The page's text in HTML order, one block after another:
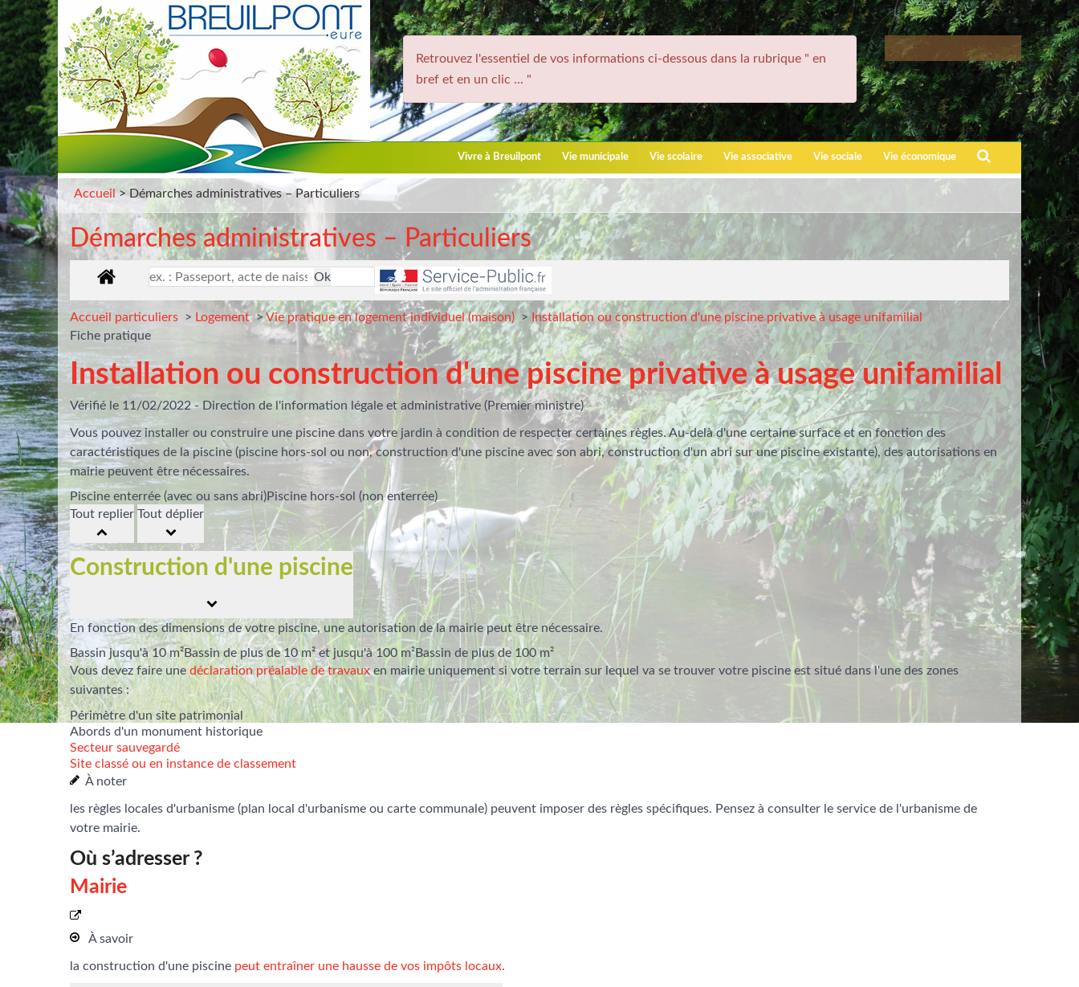
Gestion des traceurs
Retrouvez l'essentiel de vos informations ci-dessous dans la rubrique " en
bref et en un clic ... "
Vivre à Breuilpont Vie municipale Vie scolaire Vie associative Vie sociale Vie économique Recherche
Accueil> Démarches administratives – Particuliers
Démarches administratives – Particuliers
Accueil particuliers > Logement>Vie pratique en logement individuel (maison) > Installation ou construction d'une piscine privative à usage unifamilial
Fiche pratique
Installation ou construction d'une piscine privative à usage unifamilial
Vérifié le 11/02/2022 - Direction de l'information légale et administrative (Premier ministre)
Vous pouvez installer ou construire une piscine dans votre jardin à condition de respecter certaines règles. Au-delà d'une certaine surface et en fonction des
caractéristiques de la piscine (piscine hors-sol ou non, construction d'une piscine avec son abri, construction d'un abri sur une piscine existante), des autorisations en
mairie peuvent être nécessaires.
Piscine enterrée (avec ou sans abri)Piscine hors-sol (non enterrée)
Tout replier Tout déplier
Construction d'une piscine
En fonction des dimensions de votre piscine, une autorisation de la mairie peut être nécessaire.
Bassin jusqu'à 10 m²Bassin de plus de 10 m² et jusqu'à 100 m²Bassin de plus de 100 m²
Vous devez faire unedéclaration préalable de travauxen mairie uniquement si votre terrain sur lequel va se trouver votre piscine est situé dans l'une des zones
suivantes :
Périmètre d'un site patrimonial
Abords d'un monument historique
Secteur sauvegardé
Site classé ou en instance de classement
À noter
les règles locales d'urbanisme (plan local d'urbanisme ou carte communale) peuvent imposer des règles spécifiques. Pensez à consulter le service de l'urbanisme de
votre mairie.
Où s’adresser ?
Mairie
À savoir
la construction d'une piscine peut entraîner une hausse de vos impôts locaux.